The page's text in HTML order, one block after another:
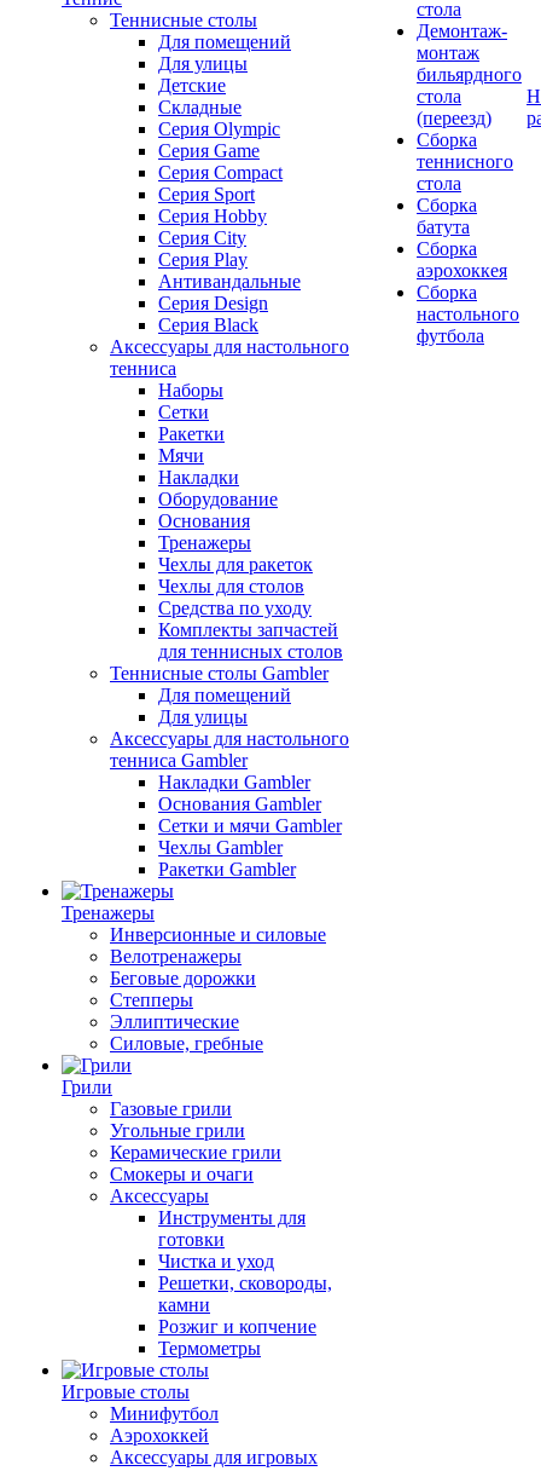
Теннисные столы
Для помещений
Для улицы
Детские
Складные
Серия Olympic
Серия Game
Серия Compact
Серия Sport
Серия Hobby
Серия City
Серия Play
Антивандальные
Серия Design
Серия Black
Аксессуары для настольного
тенниса
Наборы
Сетки
Ракетки
Мячи
Накладки
Оборудование
Основания
Тренажеры
Чехлы для ракеток
Чехлы для столов
Средства по уходу
Комплекты запчастей
для теннисных столов
Теннисные столы Gambler
Для помещений
Для улицы
Аксессуары для настольного
тенниса Gambler
Накладки Gambler
Основания Gambler
Сетки и мячи Gambler
Чехлы Gambler
Ракетки Gambler
Тренажеры
Инверсионные и силовые
Велотренажеры
Беговые дорожки
Степперы
Эллиптические
Силовые, гребные
Грили
Газовые грили
Угольные грили
Керамические грили
Смокеры и очаги
Аксессуары
Инструменты для
готовки
Чистка и уход
Решетки, сковороды,
камни
Розжиг и копчение
Термометры
Игровые столы
Минифутбол
Аэрохоккей
Аксессуары для игровых
стола
Демонтаж-
монтаж
бильярдного
стола
(переезд)
Сборка
теннисного
стола
Сборка
батута
Сборка
аэрохоккея
Сборка
настольного
футбола